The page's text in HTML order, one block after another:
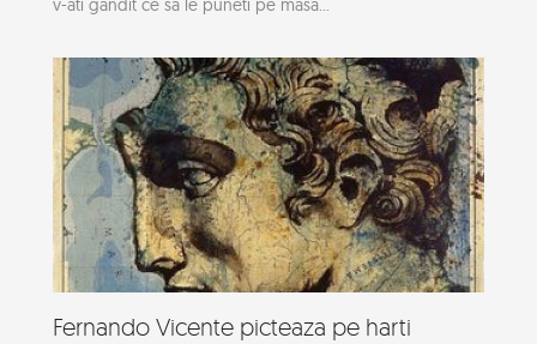
Fernando Vicente picteaza pe harti